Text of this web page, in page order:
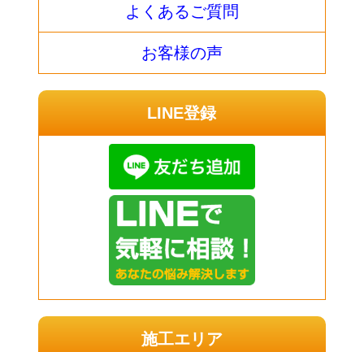
よくあるご質問
お客様の声
LINE登録
施工エリア